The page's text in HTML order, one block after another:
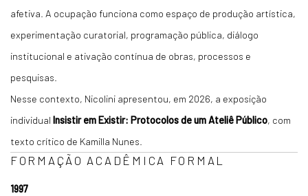
afetiva. A ocupação funciona como espaço de produção artística,
experimentação curatorial, programação pública, diálogo
institucional e ativação contínua de obras, processos e
pesquisas.
Nesse contexto, Nicolini apresentou, em 2026, a exposição
individual Insistir em Existir: Protocolos de um Ateliê Público, com
texto crítico de Kamilla Nunes.
FORMAÇÃO ACADÊMICA FORMAL
1997